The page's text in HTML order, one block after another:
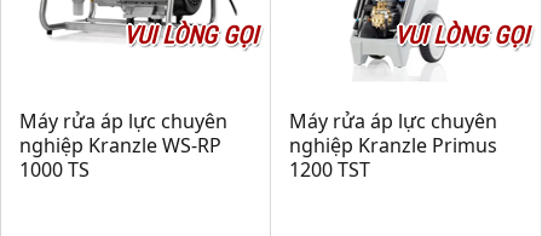
VUI LÒNG GỌI
Máy rửa áp lực chuyên
nghiệp Kranzle WS-RP
1000 TS
VUI LÒNG GỌI
Máy rửa áp lực chuyên
nghiệp Kranzle Primus
1200 TST